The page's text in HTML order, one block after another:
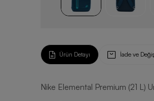
Ürün Detayı İade ve
Nike Elemental Premium (21 L)